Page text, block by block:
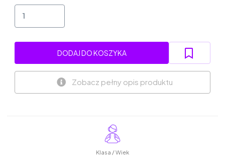
DODAJ DO KOSZYKA
Zobacz pełny opis produktu
Klasa / Wiek